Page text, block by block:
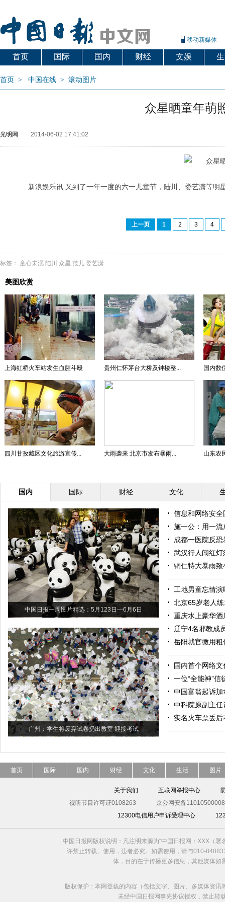
移动新媒体
首页 国际 国内 财经 文娱
首页 > 中国在线 > 滚动图片
众星晒童年萌
光明网 2014-06-02 17:41:02
新浪娱乐讯 又到了一年一度的六一儿童节，陆川、娄艺潇等明
上一页 1 2 3 4
标签： 童心未泯 陆川 众星 范儿 娄艺潇
美图欣赏
上海虹桥火车站发生血腥斗殴 贵州仁怀茅台大桥及钟楼整... 国内数
四川甘孜藏区文化旅游宣传... 大雨袭来 北京市发布暴雨... 山东农
国内 国际 财经 文化
中国日报一周图片精选：5月123日—6月6日
广州：学生将废弃试卷扔出教室 迎接考试
信息和网络安
施一公：用一流
成都一医院反
武汉行人闯红
铜仁特大暴雨
工地男童忘情
北京65岁老人
重庆水上豪华
辽宁4名邪教成
岳阳就官微用
国内首个网络
一位“全能神”信
中国富翁起诉
中科院原副主
实名火车票丢
首页 国际 国内 财经 文化 生活 图片
关于我们 互联网举报中心
视听节目许可证0108263
京公网安备
12300电信用户申诉受理中心
中国日报网版权说明：凡注明来源为“中国日报网：XXX（
许禁止转载、使用，违者必究。如需使用，请与010-
体，目的在于传播更多信息，其他媒体
版权保护：本网登载的内容（包括文字、图片、多媒体资
未经中国日报网事先协议授权，禁止转